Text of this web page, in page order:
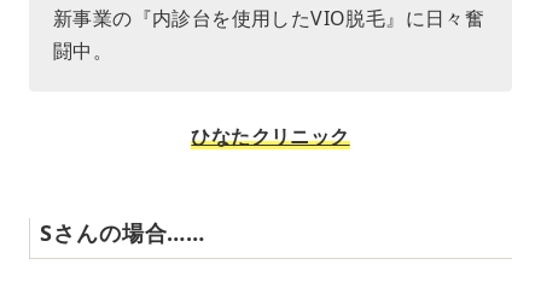
新事業の『内診台を使用したVIO脱毛』に日々奮
闘中。
ひなたクリニック
Sさんの場合……